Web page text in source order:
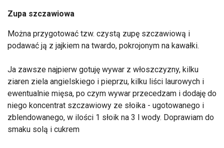
Zupa szczawiowa
Można przygotować tzw. czystą zupę szczawiową i
podawać ją z jajkiem na twardo, pokrojonym na kawałki.
Ja zawsze najpierw gotuję wywar z włoszczyzny, kilku
ziaren ziela angielskiego i pieprzu, kilku liści laurowych i
ewentualnie mięsa, po czym wywar przecedzam i dodaję do
niego koncentrat szczawiowy ze słoika - ugotowanego i
zblendowanego, w ilości 1 słoik na 3 l wody. Doprawiam do
smaku solą i cukrem